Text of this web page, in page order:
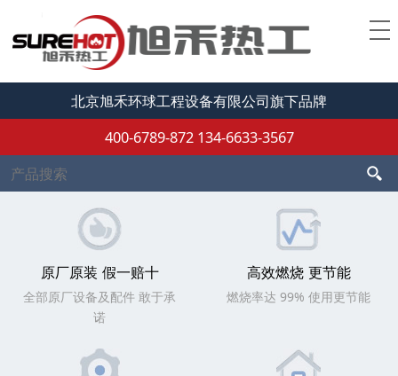
北京旭禾环球工程设备有限公司旗下品牌
400-6789-872 134-6633-3567
原厂原装 假一赔十
全部原厂设备及配件 敢于承
诺
高效燃烧 更节能
燃烧率达 99% 使用更节能